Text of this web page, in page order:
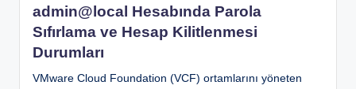
admin@local Hesabında Parola
Sıfırlama ve Hesap Kilitlenmesi
Durumları
VMware Cloud Foundation (VCF) ortamlarını yöneten